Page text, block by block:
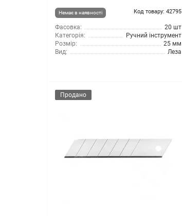
Немає в наявності Код товару: 42795
Фасовка:
20 шт
Категорія:
Ручний інструмент
Розмір:
25 мм
Вид:
Леза
Продано